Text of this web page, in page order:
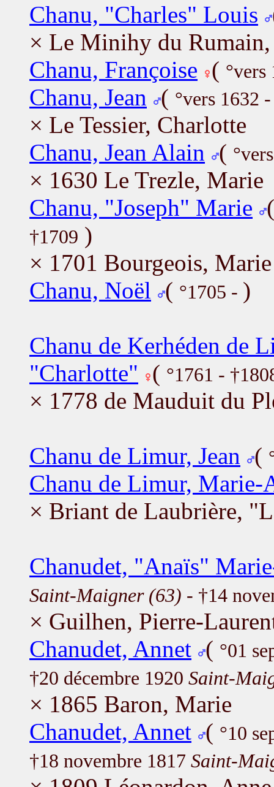
Chanu, "Charles" Louis
× Le Minihy du
Chanu, Françoise (
Chanu, Jean ( °vers 1632
× Le Tessier, Charlotte
Chanu, Jean Alain
(
× 1630 Le Trezle, Marie
Chanu, "Joseph" Marie
†1709 )
× 1701 Bourgeois,
Chanu, Noël
( °1705 - )
Chanu de Kerhéden de
"Charlotte"
( °1761 -
× 1778 de Mauduit du
Chanu de Limur, Jean (
Chanu de Limur, Marie-
× Briant de Laubrière,
Chanudet, "Anaïs"
Saint-Maigner (63) - †14
× Guilhen, Pierre-
Chanudet, Annet ( °01
†20 décembre 1920 Saint-
× 1865 Baron, Marie
Chanudet, Annet ( °10
†18 novembre 1817 Saint-